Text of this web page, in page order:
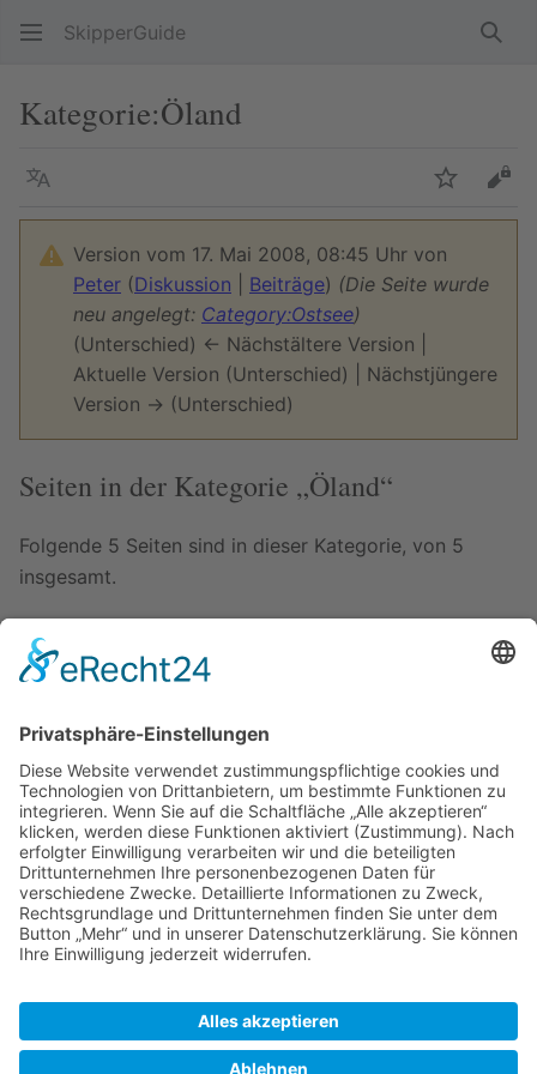
SkipperGuide
Kategorie:Öland
Sprache
Version vom 17. Mai 2008, 08:45 Uhr von
Peter (Diskussion Beiträge) (Die Seite wurde
neu angelegt: Category:Ostsee)
(Unterschied) ← Nächstältere Version |
Aktuelle Version (Unterschied) | Nächstjüngere
Version → (Unterschied)
Seiten in der Kategorie „Öland“
Folgende 5 Seiten sind in dieser Kategorie, von 5
insgesamt.
Borgholm
S
Sandvik
Stora Rör
Ö
Öland
Zuletzt bearbeitet vor 18 Jahren